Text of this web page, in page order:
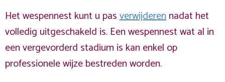
Het wespennest kunt u pasverwijderennadat het
volledig uitgeschakeld is. Een wespennest wat al in
een vergevorderd stadium is kan enkel op
professionele wijze bestreden worden.